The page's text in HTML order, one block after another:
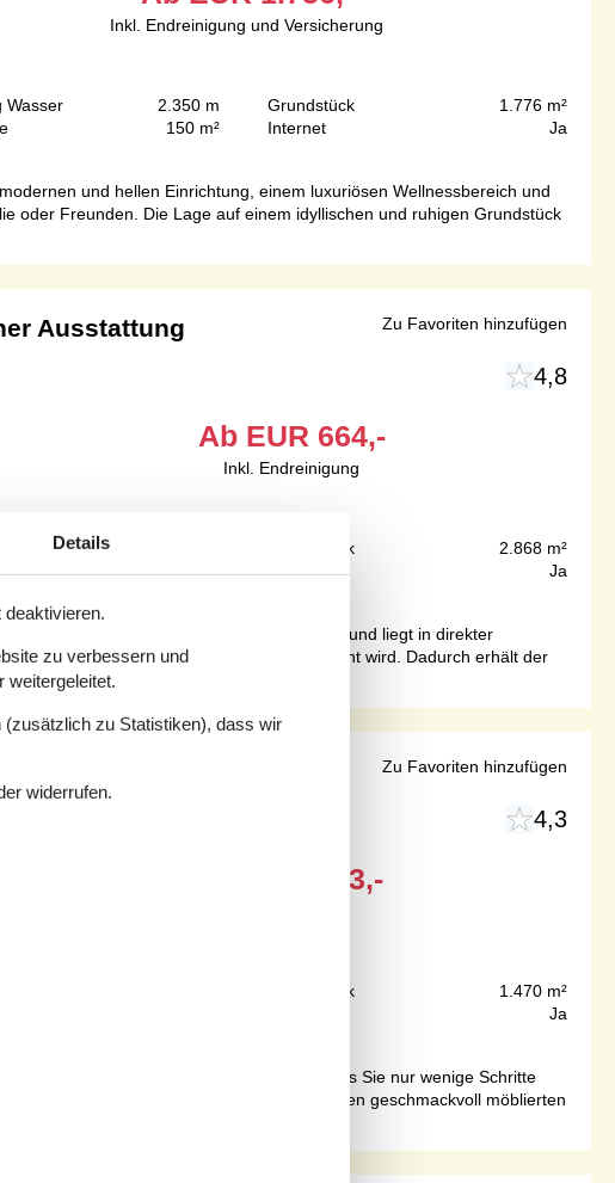
Inkl. Endreinigung und Versicherung
Wasser
2.350 m
150 m²
Grundstück
1.776 m²
Internet
Ja
und hellen Einrichtung, einem luxuriösen Wellnessbereich und
oder Freunden. Die Lage auf einem idyllischen und ruhigen Grundstück
Ausstattung
4,8
Ab EUR 664,-
Inkl. Endreinigung
Wasser
95 m²
Grundstück
2.868 m²
Internet
Ja
schöne, helle Küche des Hauses ist offen und liegt in direkter
dekoratives und schönes Geländer getrennt wird. Dadurch erhält der
Zu Favoriten hinzufügen
4,3
1.283,-
Grundstück
1.470 m²
Ja
gelegenen und geräumigen Haus, das Sie nur wenige Schritte
ganzen Familie bietet. Genießen Sie in den geschmackvoll möblierten
Zu Favoriten hinzufügen
Details
zu verbessern und
weitergeleitet.
(zusätzlich zu Statistiken), dass wir
widerrufen.